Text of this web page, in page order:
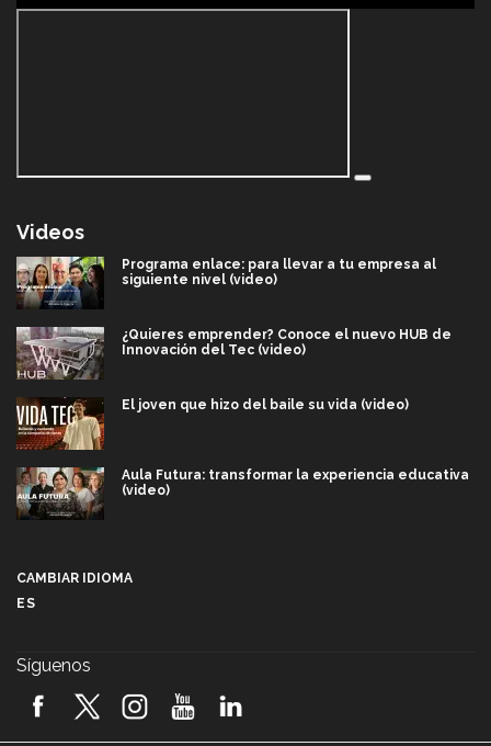
Videos
Programa enlace: para llevar a tu empresa al
siguiente nivel (video)
¿Quieres emprender? Conoce el nuevo HUB de
Innovación del Tec (video)
El joven que hizo del baile su vida (video)
Aula Futura: transformar la experiencia educativa
(video)
2026! (video)
CAMBIAR IDIOMA
ES
Síguenos